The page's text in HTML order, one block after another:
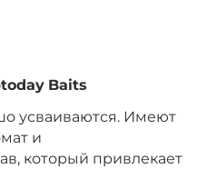
058‍₽ +
−
Baits
усваиваются. Имеют
и
который привлекает